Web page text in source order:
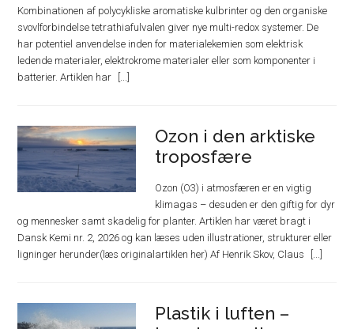
Kombinationen af polycykliske aromatiske kulbrinter og den organiske
svovlforbindelse tetrathiafulvalen giver nye multi-redox systemer. De
har potentiel anvendelse inden for materialekemien som elektrisk
ledende materialer, elektrokrome materialer eller som komponenter i
batterier. Artiklen har
Ozon i den arktiske
troposfære
Ozon (O3) i atmosfæren er en vigtig
klimagas – desuden er den giftig for dyr
og mennesker samt skadelig for planter. Artiklen har været bragt i
Dansk Kemi nr. 2, 2026 og kan læses uden illustrationer, strukturer eller
ligninger herunder(læs originalartiklen her) Af Henrik Skov, Claus
Plastik i luften –